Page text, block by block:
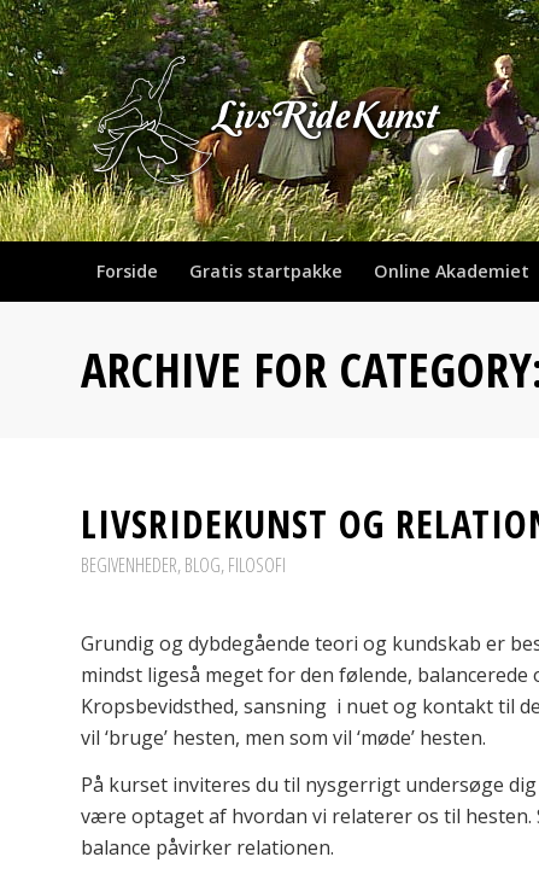
Forside Gratis startpakke Online Akademiet
ARCHIVE FOR
LIVSRIDEKUNST OG
BEGIVENHEDER,BLOG,FILOSOFI
Grundig og dybdegående teori og kundskab er
mindst ligeså meget for den følende,
Kropsbevidsthed, sansning i nuet og kontakt til
vil ‘bruge’ hesten, men som vil ‘møde’ hesten.
På kurset inviteres du til nysgerrigt undersøge
være optaget af hvordan vi relaterer os til
balance påvirker relationen.